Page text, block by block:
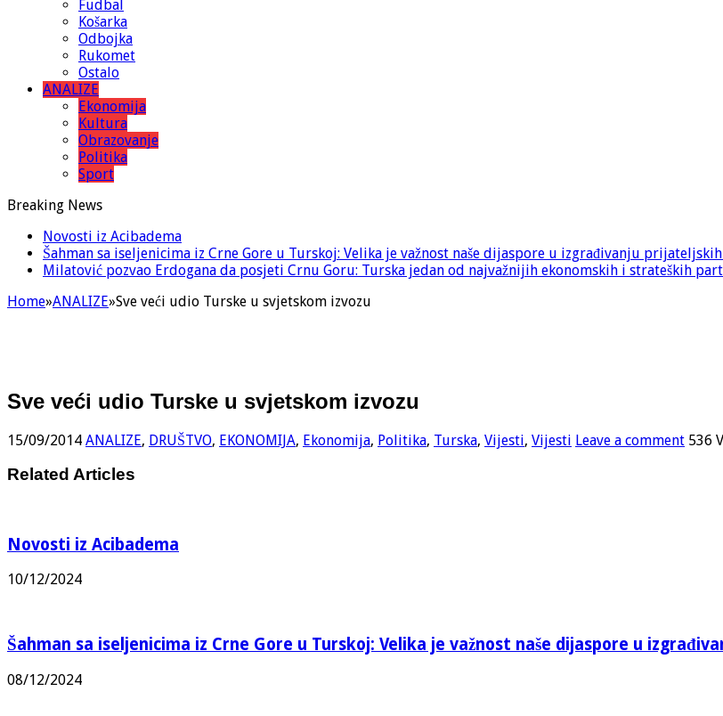
Fudbal
Košarka
Odbojka
Rukomet
Ostalo
ANALIZE
Ekonomija
Kultura
Obrazovanje
Politika
Sport
Breaking News
Novosti iz Acibadema
Šahman sa iseljenicima iz Crne Gore u Turskoj: Velika je važnost naše dijaspore u izgrađivanju
Milatović pozvao Erdogana da posjeti Crnu Goru: Turska jedan od najvažnijih ekonomskih i strateških
Home»ANALIZE»Sve veći udio Turske u svjetskom izvozu
Sve veći udio Turske u svjetskom izvozu
15/09/2014 ANALIZE, DRUŠTVO, EKONOMIJA, Ekonomija, Politika, Turska, Vijesti, Vijesti Leave a comment 536
Related Articles
Novosti iz Acibadema
10/12/2024
Šahman sa iseljenicima iz Crne Gore u Turskoj: Velika je važnost naše dijaspore u
08/12/2024